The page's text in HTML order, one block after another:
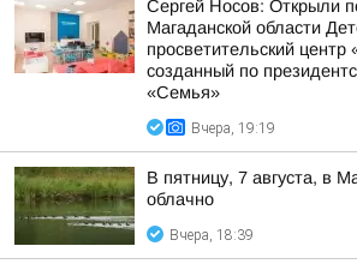
Сергей Носов: Открыли
Магаданской области
просветительский центр
созданный по
«Семья»
Вчера, 19:19
В пятницу, 7 августа, в
облачно
Вчера, 18:39